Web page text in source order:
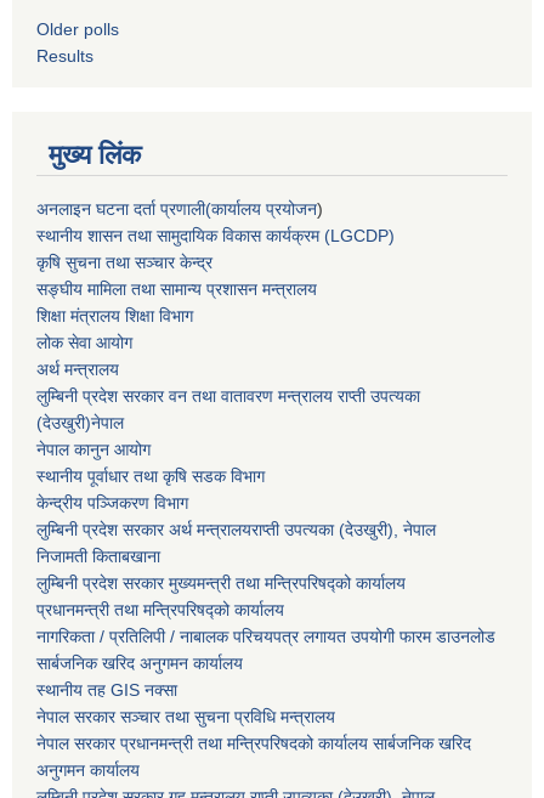
Older polls
Results
मुख्य लिंक
अनलाइन घटना दर्ता प्रणाली(कार्यालय प्रयोजन)
स्थानीय शासन तथा सामुदायिक विकास कार्यक्रम (LGCDP)
कृषि सुचना तथा सञ्चार केन्द्र
सङ्घीय मामिला तथा सामान्य प्रशासन मन्त्रालय
शिक्षा मंत्रालय शिक्षा विभाग
लोक सेवा आयोग
अर्थ मन्त्रालय
लुम्बिनी प्रदेश सरकार वन तथा वातावरण मन्त्रालय राप्ती उपत्यका
(देउखुरी)नेपाल
नेपाल कानुन आयोग
स्थानीय पूर्वाधार तथा कृषि सडक विभाग
केन्द्रीय पञ्जिकरण विभाग
लुम्बिनी प्रदेश सरकार अर्थ मन्त्रालयराप्ती उपत्यका (देउखुरी), नेपाल
निजामती किताबखाना
लुम्बिनी प्रदेश सरकार मुख्यमन्त्री तथा मन्त्रिपरिषद्को कार्यालय
प्रधानमन्त्री तथा मन्त्रिपरिषद्को कार्यालय
नागरिकता / प्रतिलिपी / नाबालक परिचयपत्र लगायत उपयोगी फारम डाउनलोड
सार्बजनिक खरिद अनुगमन कार्यालय
स्थानीय तह GIS नक्सा
नेपाल सरकारसञ्चार तथा सुचना प्रविधि मन्त्रालय
नेपाल सरकार प्रधानमन्त्री तथा मन्त्रिपरिषदको कार्यालय सार्बजनिक खरिद
अनुगमन कार्यालय